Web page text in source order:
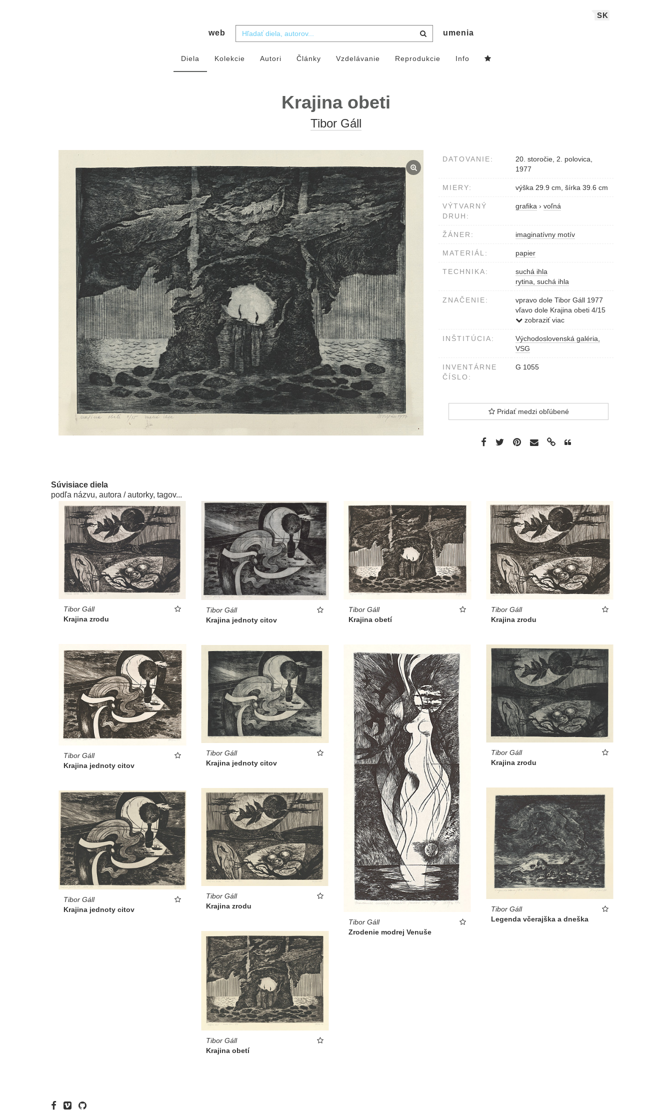
SK
web umenia
Diela Kolekcie Autori Články Vzdelávanie Reprodukcie Info
Krajina obeti
Tibor Gáll
DATOVANIE:
20. storočie, 2. polovica,
1977
MIERY: výška 29.9 cm, šírka 39.6 cm
VÝTVARNÝ
DRUH:
grafika › voľná
ŽÁNER: imaginatívny motív
MATERIÁL: papier
TECHNIKA:
suchá ihla
rytina, suchá ihla
ZNAČENIE:
vpravo dole Tibor Gáll 1977
vľavo dole Krajina obeti 4/15
suchá ihla
zobraziť viac
INŠTITÚCIA:
Východoslovenská galéria,
VSG
INVENTÁRNE
ČÍSLO:
G 1055
Pridať medzi obľúbené
Súvisiace diela
podľa názvu, autora / autorky, tagov...
Tibor Gáll
Krajina zrodu
Tibor Gáll
Krajina jednoty citov
Tibor Gáll
Krajina obetí
Tibor Gáll
Krajina zrodu
Tibor Gáll
Krajina jednoty citov
Tibor Gáll
Zrodenie modrej Venuše
Tibor Gáll
Krajina zrodu
Tibor Gáll
Krajina jednoty citov
Tibor Gáll
Legenda včerajška a dneška
Tibor Gáll
Krajina zrodu
Tibor Gáll
Krajina jednoty citov
Tibor Gáll
Krajina obetí